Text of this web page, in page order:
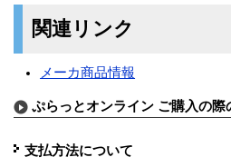
関連リンク
メーカ商品情報
ぷらっとオンライン ご購入の際
支払方法について